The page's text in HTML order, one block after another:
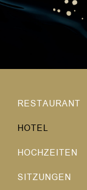
RESTAURANT
HOTEL
HOCHZEITEN
SITZUNGEN